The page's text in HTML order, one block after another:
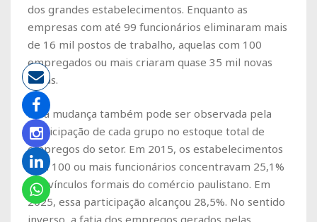
dos grandes estabelecimentos. Enquanto as
empresas com até 99 funcionários eliminaram mais
de 16 mil postos de trabalho, aquelas com 100
empregados ou mais criaram quase 35 mil novas
vagas.
Essa mudança também pode ser observada pela
participação de cada grupo no estoque total de
empregos do setor. Em 2015, os estabelecimentos
com 100 ou mais funcionários concentravam 25,1%
dos vínculos formais do comércio paulistano. Em
2025, essa participação alcançou 28,5%. No sentido
inverso, a fatia dos empregos gerados pelas